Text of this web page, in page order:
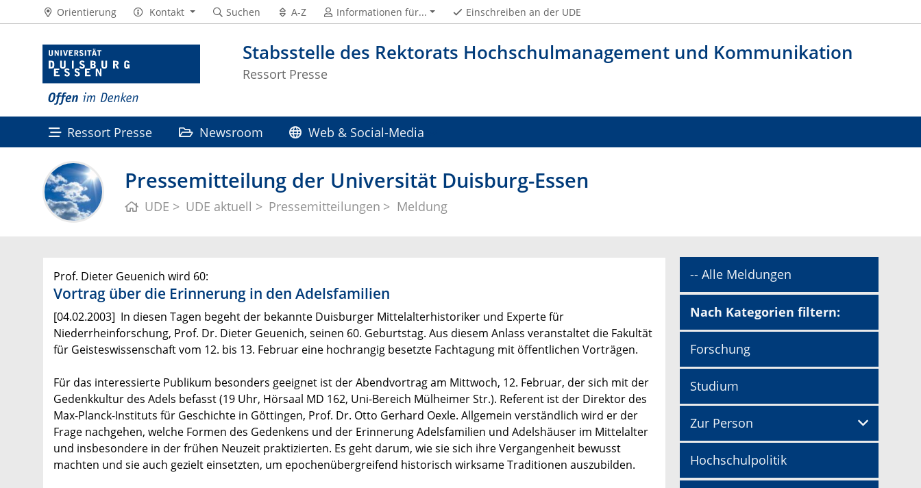
Stabsstelle des Rektorats Hochschulmanagement und Kommunikation
Ressort Presse
Orientierung Kontakt Suchen A-Z Informationen für... Einschreiben an der UDE
Ressort Presse Newsroom Web & Social-Media
Pressemitteilung der Universität Duisburg-Essen
UDE UDE aktuell Pressemitteilungen Meldung
Prof. Dieter Geuenich wird 60:
Vortrag über die Erinnerung in den Adelsfamilien
[04.02.2003] In diesen Tagen begeht der bekannte Duisburger Mittelalterhistoriker und Experte für
Niederrheinforschung, Prof. Dr. Dieter Geuenich, seinen 60. Geburtstag. Aus diesem Anlass veranstaltet die Fakultät
für Geisteswissenschaft vom 12. bis 13. Februar eine hochrangig besetzte Fachtagung mit öffentlichen Vorträgen.
Für das interessierte Publikum besonders geeignet ist der Abendvortrag am Mittwoch, 12. Februar, der sich mit der
Gedenkkultur des Adels befasst (19 Uhr, Hörsaal MD 162, Uni-Bereich Mülheimer Str.). Referent ist der Direktor des
Max-Planck-Instituts für Geschichte in Göttingen, Prof. Dr. Otto Gerhard Oexle. Allgemein verständlich wird er der
Frage nachgehen, welche Formen des Gedenkens und der Erinnerung Adelsfamilien und Adelshäuser im Mittelalter
und insbesondere in der frühen Neuzeit praktizierten. Es geht darum, wie sie sich ihre Vergangenheit bewusst
machten und sie auch gezielt einsetzten, um epochenübergreifend historisch wirksame Traditionen auszubilden.
-- Alle Meldungen
Nach Kategorien filtern:
Forschung
Studium
Zur Person
Hochschulpolitik